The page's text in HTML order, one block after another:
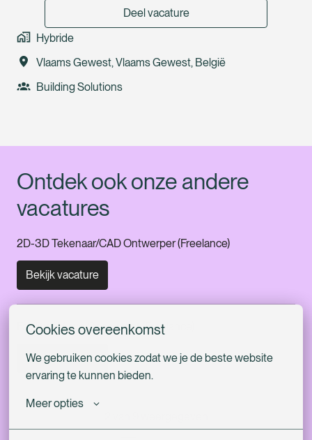
Cookies overeenkomst
We gebruiken cookies zodat we je de beste website
ervaring te kunnen bieden.
Meer opties
Deel vacature
Hybride
Vlaams Gewest,Vlaams Gewest, België
Building Solutions
Ontdek ook onze andere
vacatures
2D-3D Tekenaar/CAD Ontwerper (Freelance)
Bekijk vacature
Facility / Move Consultant (Freelance)
Bekijk vacature